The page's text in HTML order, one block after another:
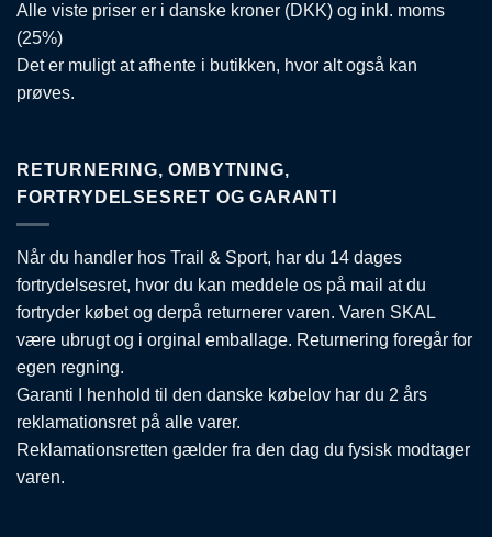
Alle viste priser er i danske kroner (DKK) og inkl. moms
(25%)
Det er muligt at afhente i butikken, hvor alt også kan
prøves.
RETURNERING, OMBYTNING,
FORTRYDELSESRET OG GARANTI
Når du handler hos Trail & Sport, har du 14 dages
fortrydelsesret, hvor du kan meddele os på mail at du
fortryder købet og derpå returnerer varen. Varen SKAL
være ubrugt og i orginal emballage. Returnering foregår for
egen regning.
Garanti I henhold til den danske købelov har du 2 års
reklamationsret på alle varer.
Reklamationsretten gælder fra den dag du fysisk modtager
varen.